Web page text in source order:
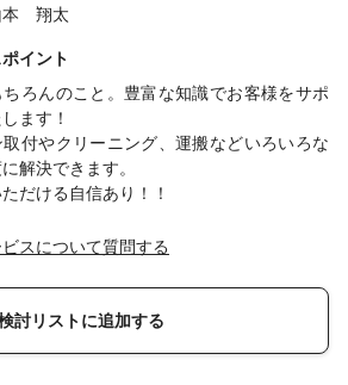
本 翔太
イント
ろんのこと。豊富な知識でお客様をサポ
ます！
付やクリーニング、運搬などいろいろな
解決できます。
だける自信あり！！
スについて質問する
討リストに追加する